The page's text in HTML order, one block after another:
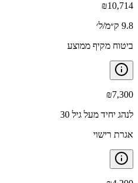
₪10,714
9.8 ק״מ/ל׳
ביטוח מקיף ממוצע
₪7,300
לנהג יחיד מעל גיל 30
אגרת רישוי